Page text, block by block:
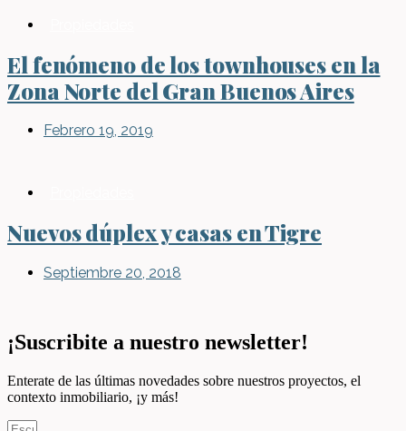
El fenómeno de los townhouses en la
Zona Norte del Gran Buenos Aires
Febrero 19, 2019
Nuevos dúplex y casas en Tigre
Septiembre 20, 2018
¡Suscribite a nuestro newsletter!
Enterate de las últimas novedades sobre nuestros proyectos, el
contexto inmobiliario, ¡y más!